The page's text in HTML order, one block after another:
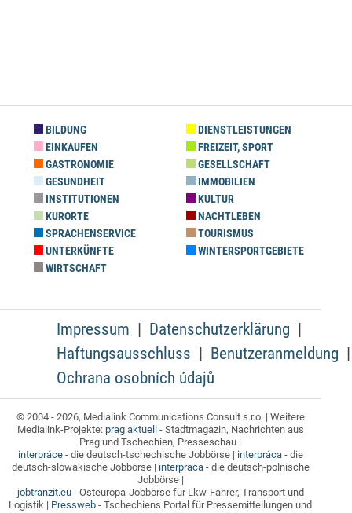
BILDUNG
DIENSTLEISTUNGEN
EINKAUFEN
FREIZEIT, SPORT
GASTRONOMIE
GESELLSCHAFT
GESUNDHEIT
IMMOBILIEN
INSTITUTIONEN
KULTUR
KURORTE
NACHTLEBEN
SPRACHENSERVICE
TOURISMUS
UNTERKÜNFTE
WINTERSPORTGEBIETE
WIRTSCHAFT
Impressum
Datenschutzerklärung
Haftungsausschluss
Benutzeranmeldung
Ochrana osobních údajů
© 2004 - 2026, Medialink Communications Consult s.r.o. | Weitere
Medialink-Projekte: prag aktuell - Stadtmagazin, Nachrichten aus
Prag und Tschechien, Presseschau |
interpráce- die deutsch-tschechische Jobbörse | interpráca- die
deutsch-slowakische Jobbörse | interpraca- die deutsch-polnische
Jobbörse |
jobtranzit.eu- Osteuropa-Jobbörse für Lkw-Fahrer, Transport und
Logistik | Pressweb - Tschechiens Portal für Pressemitteilungen und